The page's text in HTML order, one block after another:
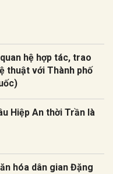
hệ hợp tác, trao
thuật với Thành phố
Hiệp An thời Trần là
hóa dân gian Đặng